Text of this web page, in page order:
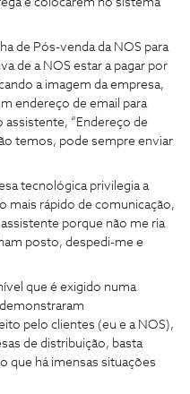
e colocarem no sistema
de Pós-venda da NOS para
de a NOS estar a pagar por
a imagem da empresa,
endereço de email para
assistente, “Endereço de
temos, pode sempre enviar
tecnológica privilegia a
mais rápido de comunicação,
porque não me ria
posto, despedi-me e
que é exigido numa
pelo clientes (eu e a NOS),
de distribuição, basta
que há imensas situações